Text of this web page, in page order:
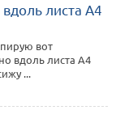
листа А4
вот
вдоль листа А4
...